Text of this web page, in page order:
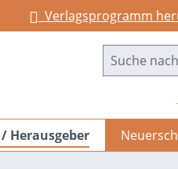
Verlagsprogramm
Herausgeber